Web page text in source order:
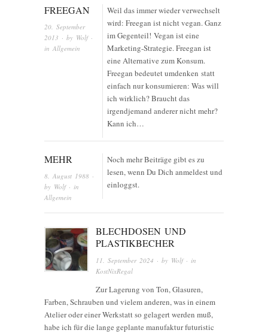
FREEGAN
20. September
2013 · by Wolf·
in Allgemein
Weil das immer wieder verwechselt
wird: Freegan ist nicht vegan. Ganz
im Gegenteil! Vegan ist eine
Marketing-Strategie. Freegan ist
eine Alternative zum Konsum.
Freegan bedeutet umdenken statt
einfach nur konsumieren: Was will
ich wirklich? Braucht das
irgendjemand anderer nicht mehr?
Kann ich…
MEHR
8. August 1988 ·
by Wolf· in
Allgemein
Noch mehr Beiträge gibt es zu
lesen, wenn Du Dich anmeldest und
einloggst.
BLECHDOSEN UND
PLASTIKBECHER
11. September 2024 · by Wolf· in
KostNixRegal
Zur Lagerung von Ton, Glasuren,
Farben, Schrauben und vielem anderen, was in einem
Atelier oder einer Werkstatt so gelagert werden muß,
habe ich für die lange geplante manufaktur futuristic